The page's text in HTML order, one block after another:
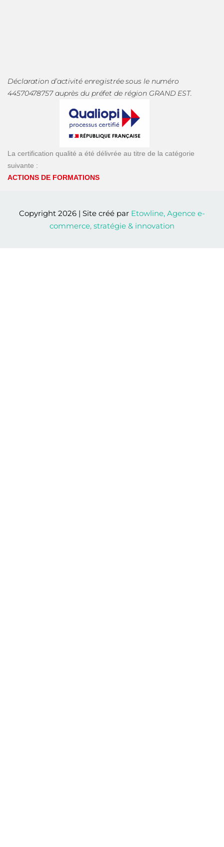
Déclaration d’activité enregistrée sous le numéro
44570478757 auprès du préfet de région GRAND EST.
La certification qualité a été délivrée au titre de la catégorie
suivante :
ACTIONS DE FORMATIONS
Copyright 2026 | Site créé par Etowline, Agence e-
commerce, stratégie & innovation